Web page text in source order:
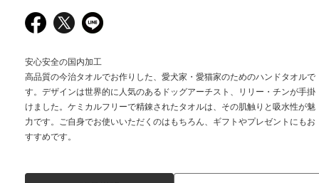
安心安全の国内加工
高品質の今治タオルでお作りした、愛犬家・愛猫家のためのハンドタオルで
す。デザインは世界的に人気のあるドッグアーチスト、リリー・チンが手掛
けました。ケミカルフリーで精錬されたタオルは、その肌触りと吸水性が魅
力です。ご自身でお使いいただくのはもちろん、ギフトやプレゼントにもお
すすめです。